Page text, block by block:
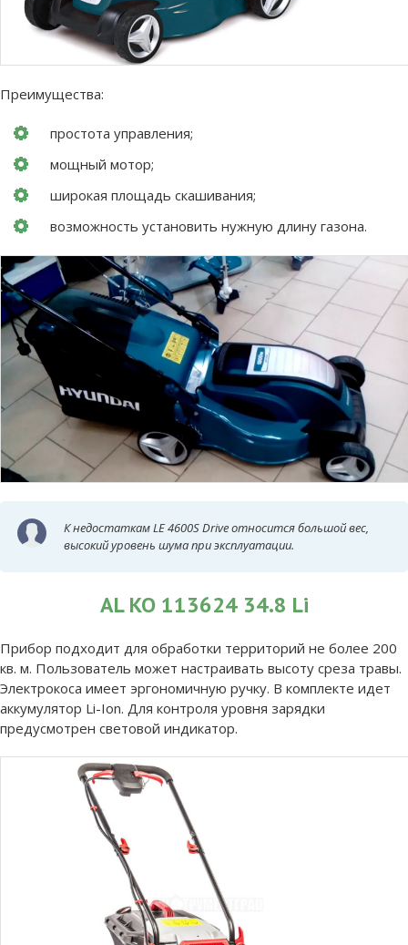
Преимущества:
простота управления;
мощный мотор;
широкая площадь скашивания;
возможность установить нужную длину газона.
К недостаткам LE 4600S Drive относится большой вес,
высокий уровень шума при эксплуатации.
AL KO 113624 34.8 Li
Прибор подходит для обработки территорий не более 200
кв. м. Пользователь может настраивать высоту среза травы.
Электрокоса имеет эргономичную ручку. В комплекте идет
аккумулятор Li-Ion. Для контроля уровня зарядки
предусмотрен световой индикатор.